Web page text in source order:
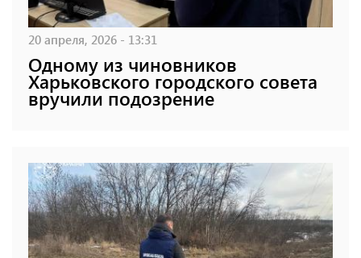
20 апреля, 2026 - 13:31
Одному из чиновников
Харьковского городского совета
вручили подозрение